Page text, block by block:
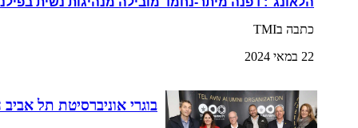
כתבה בTMI
22 במאי 2024
בוגרי אוניברסיטת תל